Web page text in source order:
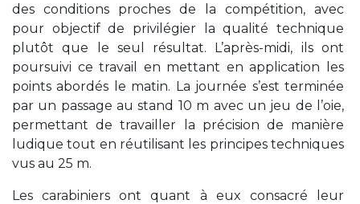
des conditions proches de la compétition, avec
pour objectif de privilégier la qualité technique
plutôt que le seul résultat. L’après-midi, ils ont
poursuivi ce travail en mettant en application les
points abordés le matin. La journée s’est terminée
par un passage au stand 10 m avec un jeu de l’oie,
permettant de travailler la précision de manière
ludique tout en réutilisant les principes techniques
vus au 25 m.
Les carabiniers ont quant à eux consacré leur